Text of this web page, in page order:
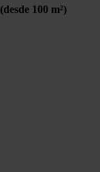
(desde 100 m²)